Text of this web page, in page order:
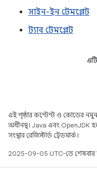
সাইন-ইন টেমপ্লেট
ট্যাব টেমপ্লেট
এই পৃষ্ঠার কন্টেন্ট ও কোডের
অধীনস্থ। Java এবং OpenJDK
সংস্থার রেজিস্টার্ড ট্রেডমার্ক।
2025-09-05 UTC-তে